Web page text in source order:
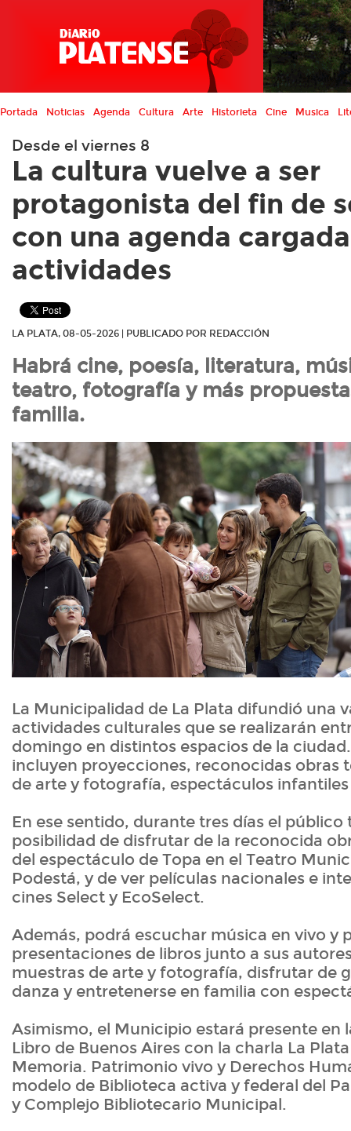
Portada Noticias Agenda Cultura Arte Historieta Cine Musica
Desde el viernes 8
La cultura vuelve a ser
protagonista del fin de
con una agenda
actividades
LA PLATA, 08-05-2026 | PUBLICADO POR REDACCIÓN
Habrá cine, poesía, literatura,
teatro, fotografía y más
familia.
La Municipalidad de La Plata difundió una
actividades culturales que se realizarán
domingo en distintos espacios de la
incluyen proyecciones, reconocidas obras
de arte y fotografía, espectáculos
En ese sentido, durante tres días el público
posibilidad de disfrutar de la reconocida
del espectáculo de Topa en el Teatro
Podestá, y de ver películas nacionales e
cines Select y EcoSelect.
Además, podrá escuchar música en vivo y
presentaciones de libros junto a sus
muestras de arte y fotografía, disfrutar de
danza y entretenerse en familia con
Asimismo, el Municipio estará presente en
Libro de Buenos Aires con la charla La
Memoria. Patrimonio vivo y Derechos
modelo de Biblioteca activa y federal del
y Complejo Bibliotecario Municipal.